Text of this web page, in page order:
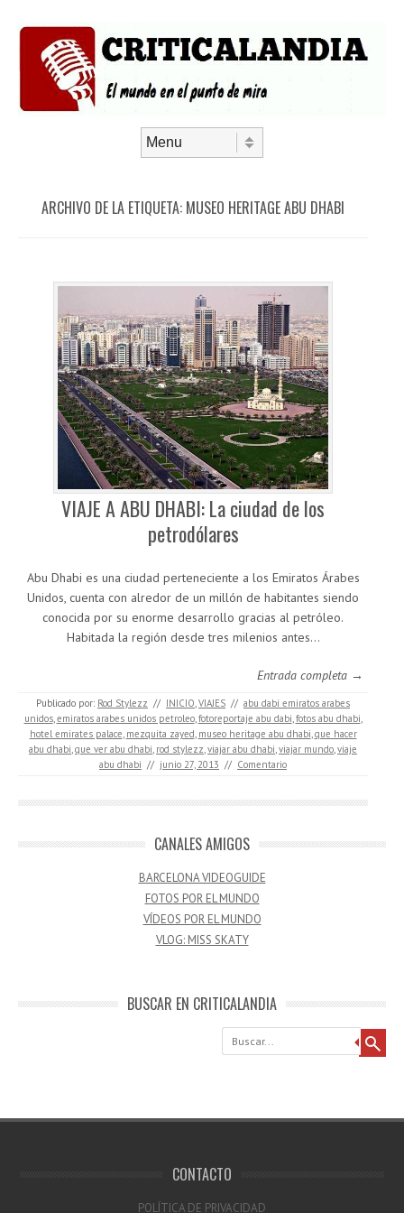
ARCHIVO DE LA ETIQUETA: MUSEO HERITAGE ABU DHABI
VIAJE A ABU DHABI: La ciudad de los
petrodólares
Abu Dhabi es una ciudad perteneciente a los Emiratos Árabes
Unidos, cuenta con alredor de un millón de habitantes siendo
conocida por su enorme desarrollo gracias al petróleo.
Habitada la región desde tres milenios antes…
Entrada completa →
Publicado por: Rod Stylezz // INICIO,VIAJES // abu dabi emiratos arabes
unidos,emiratos arabes unidos petroleo,fotoreportaje abu dabi,fotos abu dhabi,
hotel emirates palace, mezquita zayed, museo heritage abu dhabi,que hacer
abu dhabi,que ver abu dhabi, rod stylezz,viajar abu dhabi,viajar mundo,viaje
abu dhabi // junio 27, 2013 // Comentario
CANALES AMIGOS
BARCELONA VIDEOGUIDE
FOTOS POR EL MUNDO
VÍDEOS POR EL MUNDO
VLOG: MISS SKATY
BUSCAR EN CRITICALANDIA
Buscar
CONTACTO
POLÍTICA DE PRIVACIDAD